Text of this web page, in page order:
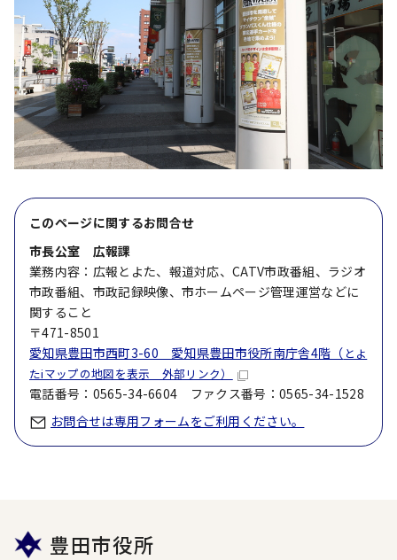
このページに関するお問合せ
市長公室 広報課
業務内容：広報とよた、報道対応、CATV市政番組、ラジオ
市政番組、市政記録映像、市ホームページ管理運営などに
関すること
〒471-8501
愛知県豊田市西町3-60 愛知県豊田市役所南庁舎4階（ とよ
たiマップの地図を表示 外部リンク）
電話番号：0565-34-6604 ファクス番号：0565-34-1528
お問合せは専用フォームをご利用ください。
豊田市役所